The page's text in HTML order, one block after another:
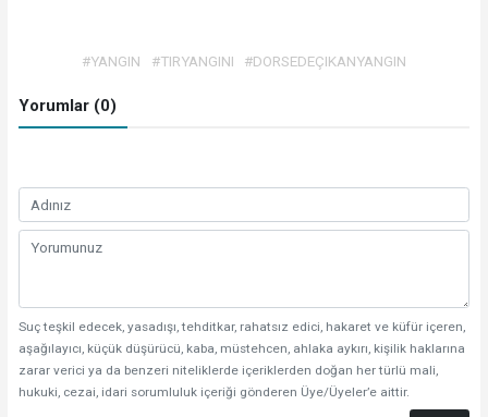
#YANGIN #TIRYANGINI #DORSEDEÇIKANYANGIN
Yorumlar (0)
Suç teşkil edecek, yasadışı, tehditkar, rahatsız edici, hakaret ve küfür içeren,
aşağılayıcı, küçük düşürücü, kaba, müstehcen, ahlaka aykırı, kişilik haklarına
zarar verici ya da benzeri niteliklerde içeriklerden doğan her türlü mali,
hukuki, cezai, idari sorumluluk içeriği gönderen Üye/Üyeler’e aittir.